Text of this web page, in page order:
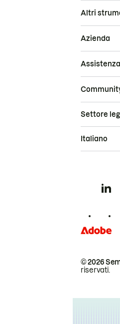
Altri
Azienda
Assistenza
© 2026
riservati.
Settore
Italiano